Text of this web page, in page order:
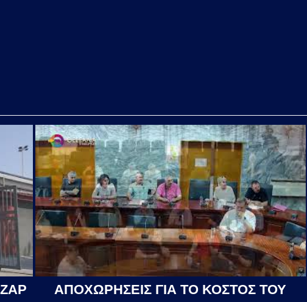
ΑΠΟΧΩΡΗΣΕΙΣ ΓΙΑ ΤΟ ΚΟΣΤΟΣ ΤΟΥ